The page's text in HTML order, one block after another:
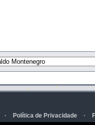
· Política de Privacidade ·